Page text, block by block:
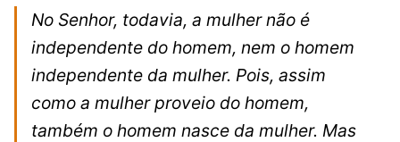
No Senhor, todavia, a mulher não é
independente do homem, nem o homem
independente da mulher. Pois, assim
como a mulher proveio do homem,
também o homem nasce da mulher. Mas